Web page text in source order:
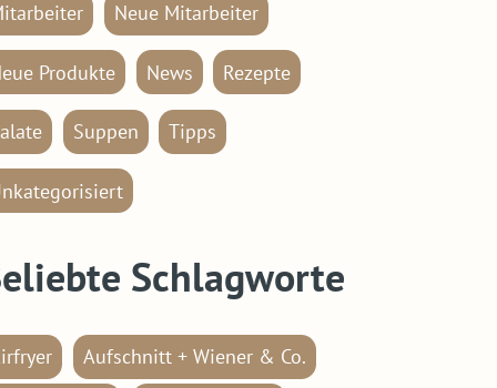
Neue Mitarbeiter
Produkte News Rezepte
Suppen Tipps
Schlagworte
Aufschnitt + Wiener & Co.